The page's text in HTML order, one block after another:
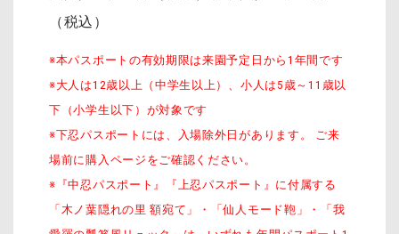
（税込）
※本パスポートの有効期限は来園予定日から1年間です
※大人は12歳以上（中学生以上）、小人は5歳～11歳以
下（小学生以下）が対象です
※下忍パスポートには、入場除外日があります。 ご来
場前に購入ページをご確認ください。
※『中忍パスポート』『上忍パスポート』に付属する
「木ノ葉隠れの里 額宛て」・「仙人モード鞄」・「我